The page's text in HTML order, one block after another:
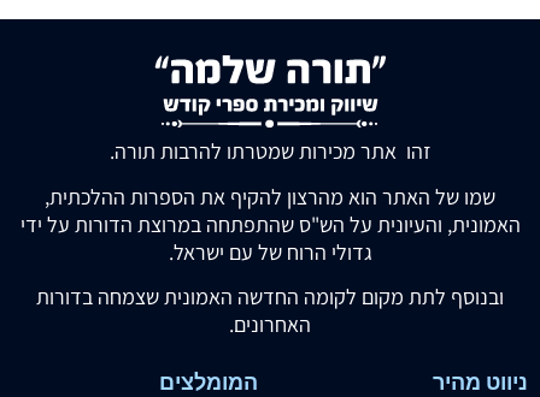
זהו אתר מכירות שמטרתו להרבות תורה.
שמו של האתר הוא מהרצון להקיף את הספרות ההלכתית,
האמונית, והעיונית על הש"ס שהתפתחה במרוצת הדורות על ידי
גדולי הרוח של עם ישראל.
ובנוסף לתת מקום לקומה החדשה האמונית שצמחה בדורות
האחרונים.
ניווט מהיר המומלצים